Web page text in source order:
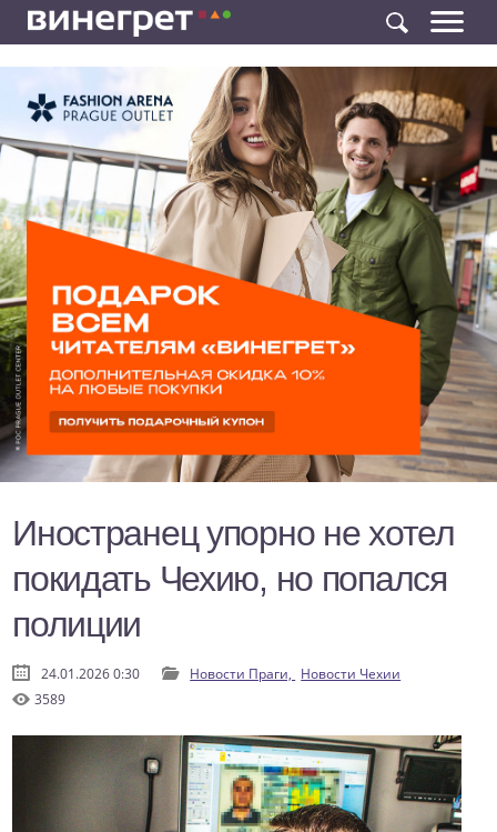
Иностранец упорно не хотел
покидать Чехию, но попался
полиции
24.01.2026 0:30 Новости Праги, Новости Чехии
3589